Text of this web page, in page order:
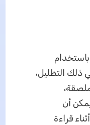
باستخدام
ذلك التظليل،
أن
قراءة